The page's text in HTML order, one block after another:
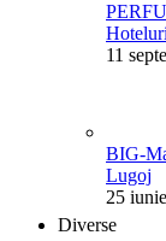
11
BIG-
Lugoj
25
Diverse